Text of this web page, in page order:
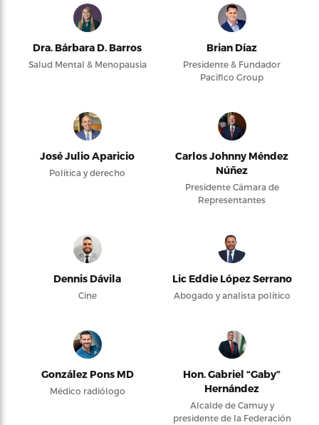
Dra. Bárbara D. Barros
Salud Mental & Menopausia
Brian Díaz
Presidente & Fundador
Pacifico Group
José Julio Aparicio
Política y derecho
Carlos Johnny Méndez
Núñez
Presidente Cámara de
Representantes
Dennis Dávila
Cine
Lic Eddie López Serrano
Abogado y analista político
González Pons MD
Médico radiólogo
Hon. Gabriel “Gaby”
Hernández
Alcalde de Camuy y
presidente de la Federación